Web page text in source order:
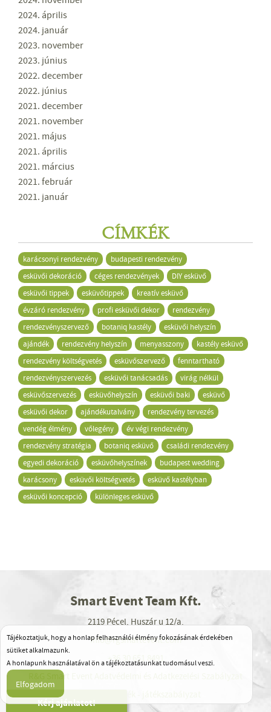
Kérj ajánlatot!
Tájékoztatjuk, hogy a honlap felhasználói élmény fokozásának érdekében
sütiket alkalmazunk.
A honlapunk használatával ön a tájékoztatásunkat tudomásul veszi.
2024. április
2024. január
2023. november
2023. június
2022. december
2022. június
2021. december
2021. november
2021. május
2021. április
2021. március
2021. február
2021. január
CÍMKÉK
karácsonyi rendezvény
budapesti rendezvény
esküvői dekoráció
céges rendezvények
DIY esküvő
esküvői tippek
esküvőtippek
kreatív esküvő
évzáró rendezvény
profi esküvői dekor
rendezvény
rendezvényszervező
botaniq kastély
esküvői helyszín
ajándék
rendezvény helyszín menyasszony
kastély esküvő
rendezvény költségvetés
esküvőszervező
fenntartható
rendezvényszervezés
esküvői tanácsadás
virág nélkül
esküvőszervezés
esküvőhelyszín esküvői baki
esküvő
esküvői dekor
ajándékutalvány
rendezvény tervezés
vendég élmény
vőlegény
év végi rendezvény
rendezvény stratégia
botaniq esküvő
családi rendezvény
egyedi dekoráció
esküvőhelyszínek
budapest wedding
karácsony
esküvői költségvetés
esküvő kastélyban
esküvői koncepció
különleges esküvő
Smart Event Team Kft.
2119 Pécel, Huszár u 12/a.
info@rgsmartevent.com
+36 30 651 8491
R&G Smart Event Adatvédelmi és Adatkezelési Szabályzat